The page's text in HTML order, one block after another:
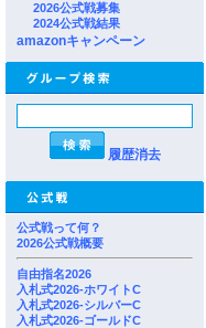
2026公式戦募集
2024公式戦結果
amazonキャンペーン
履歴消去
公式戦って何？
2026公式戦概要
自由指名2026
入札式2026-ホワイトC
入札式2026-シルバーC
入札式2026-ゴールドC